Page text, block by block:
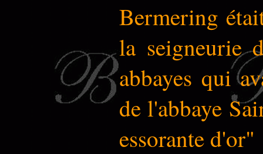
Bermering
la seigneurie
abbayes qui
de l'abbaye
essorante